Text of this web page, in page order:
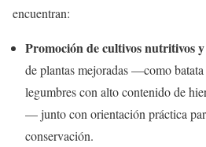
encuentran:
Promoción de cultivos nutritivos
de plantas mejoradas —como
legumbres con alto contenido de
— junto con orientación práctica
conservación.